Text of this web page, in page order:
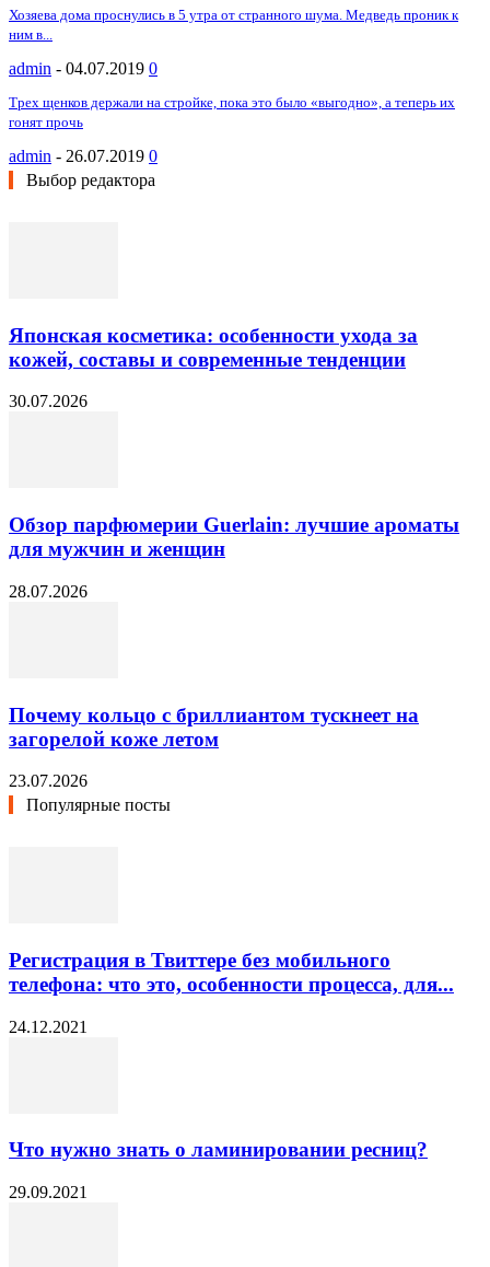
Хозяева дома проснулись в 5 утра от странного шума. Медведь проник к
ним в...
admin - 04.07.2019 0
Трех щенков держали на стройке, пока это было «выгодно», а теперь их
гонят прочь
admin - 26.07.2019 0
Выбор редактора
Японская косметика: особенности ухода за
кожей, составы и современные тенденции
30.07.2026
Обзор парфюмерии Guerlain: лучшие ароматы
для мужчин и женщин
28.07.2026
Почему кольцо с бриллиантом тускнеет на
загорелой коже летом
23.07.2026
Популярные посты
Регистрация в Твиттере без мобильного
телефона: что это, особенности процесса, для...
24.12.2021
Что нужно знать о ламинировании ресниц?
29.09.2021